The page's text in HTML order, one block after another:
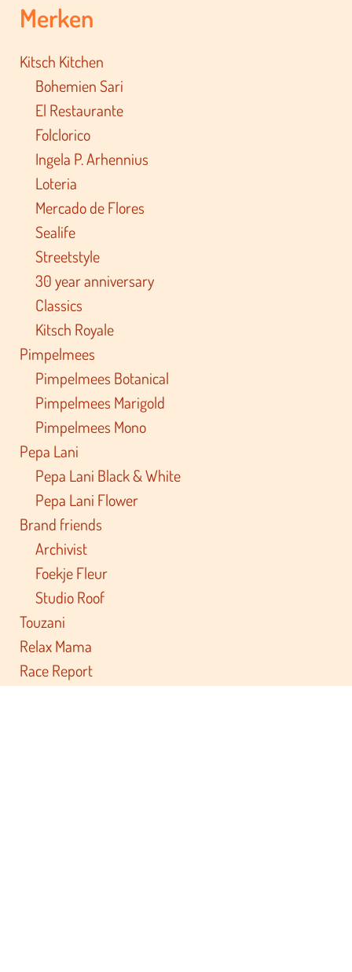
Merken
Kitsch Kitchen
Bohemien Sari
El Restaurante
Folclorico
Ingela P. Arhennius
Loteria
Mercado de Flores
Sealife
Streetstyle
30 year anniversary
Classics
Kitsch Royale
Pimpelmees
Pimpelmees Botanical
Pimpelmees Marigold
Pimpelmees Mono
Pepa Lani
Pepa Lani Black & White
Pepa Lani Flower
Brand friends
Archivist
Foekje Fleur
Studio Roof
Touzani
Relax Mama
Race Report